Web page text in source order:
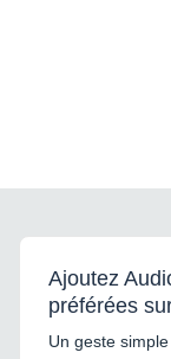
Ajoutez
préférées
Un geste